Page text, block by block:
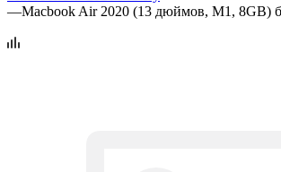
—Macbook Air 2020 (13 дюймов, M1, 8GB)